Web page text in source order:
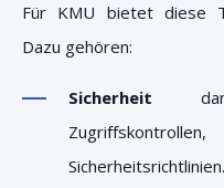
Für KMU bietet diese
Dazu gehören:
Sicherheit